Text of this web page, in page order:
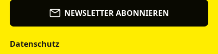
NEWSLETTER ABONNIEREN
Datenschutz